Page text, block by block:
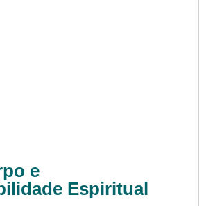
e
Espiritual